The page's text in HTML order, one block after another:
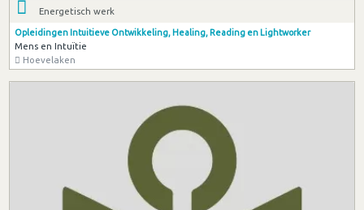
Energetisch werk
Opleidingen Intuitieve Ontwikkeling, Healing, Reading en Lightworker
Mens en Intuïtie
Hoevelaken